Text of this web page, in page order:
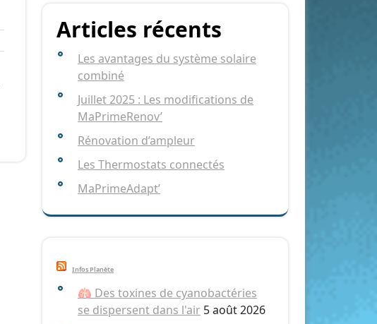
Articles récents
Les avantages du système solaire
combiné
Juillet 2025 : Les modifications de
MaPrimeRenov’
Rénovation d’ampleur
Les Thermostats connectés
MaPrimeAdapt’
Infos Planète
🫁 Des toxines de cyanobactéries
se dispersent dans l'air 5 août 2026